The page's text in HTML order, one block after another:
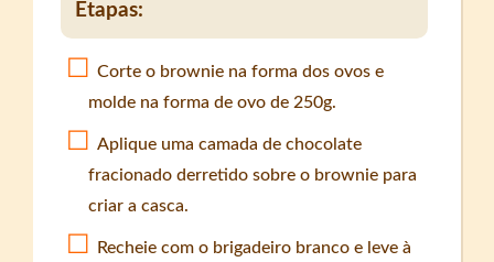
Etapas:
Corte o brownie na forma dos ovos e
molde na forma de ovo de 250g.
Aplique uma camada de chocolate
fracionado derretido sobre o brownie para
criar a casca.
Recheie com o brigadeiro branco e leve à